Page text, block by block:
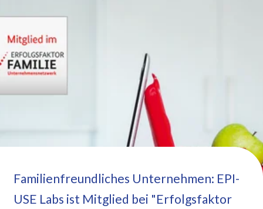
Familienfreundliches Unternehmen: EPI-
USE Labs ist Mitglied bei "Erfolgsfaktor